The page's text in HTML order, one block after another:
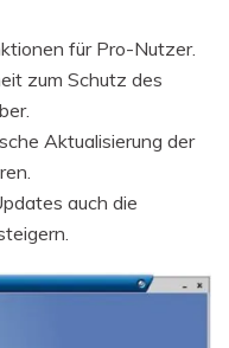
für Pro-Nutzer.
zum Schutz des
Aktualisierung der
auch die